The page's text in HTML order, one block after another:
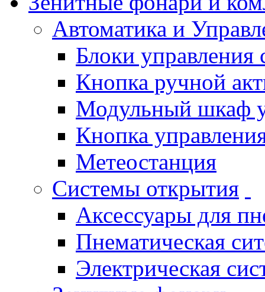
Автоматика и
Блоки
Кнопка ручной
Модульный шкаф
Кнопка
Метеостанция
Системы открытия
Аксессуары для
Пнематическая
Электрическая